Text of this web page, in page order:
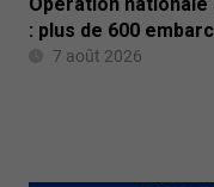
: plus de 600
7 août 2026